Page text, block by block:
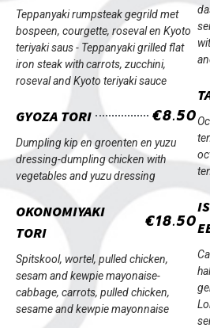
Teppanyaki rumpsteak gegrild met
bospeen, courgette, roseval en Kyoto
teriyaki saus - Teppanyaki grilled flat
iron steak with carrots, zucchini,
roseval and Kyoto teriyaki sauce
GYOZA TORI €8.50
Dumpling kip en groenten en yuzu
dressing-dumpling chicken with
vegetables and yuzu dressing
OKONOMIYAKI
TORI
€18.50
Spitskool, wortel, pulled chicken,
sesam and kewpie mayonaise-
cabbage, carrots, pulled chicken,
sesame and kewpie mayonnaise